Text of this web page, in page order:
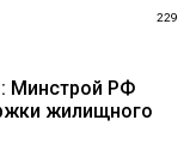
229
Минстрой РФ
жилищного